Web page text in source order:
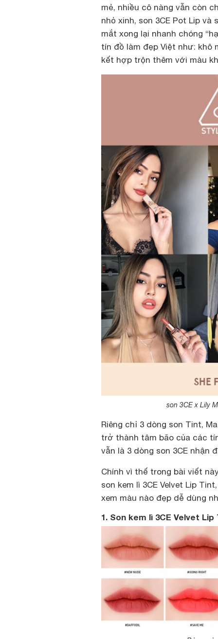
mẻ, nhiều cô nàng vẫn còn
nhỏ xinh, son 3CE Pot Lip và
mắt xong lại nhanh chóng
tín đồ làm đẹp Việt như: khô
kết hợp trộn thêm với màu
son 3CE x Lily
Riêng chỉ 3 dòng son Tint,
trở thành tâm bão của các
vẫn là 3 dòng son 3CE
Chính vì thế trong bài viết
son kem lì 3CE Velvet Lip
xem màu nào đẹp dễ dùng
1. Son kem lì 3CE Velvet Lip